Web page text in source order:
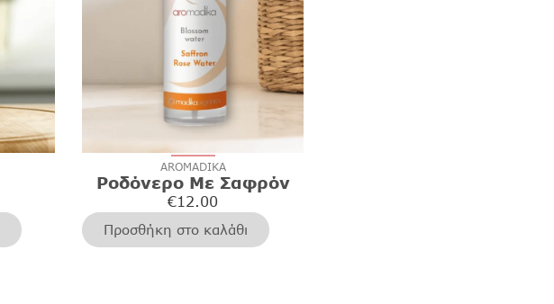
AROMADIKA
Ροδόνερο Με Σαφρόν
€12.00
Προσθήκη στο καλάθι